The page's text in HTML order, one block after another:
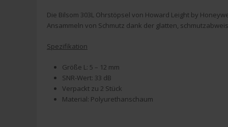
Die Bilsom 303L Ohrstöpsel von Howard Leight by
Ansammeln von Schmutz dank der glatten,
Spezifikation
Größe L: 5 – 12 mm
SNR-Wert: 33 dB
Verpackt zu 2 Stück
Material: Polyurethanschaum